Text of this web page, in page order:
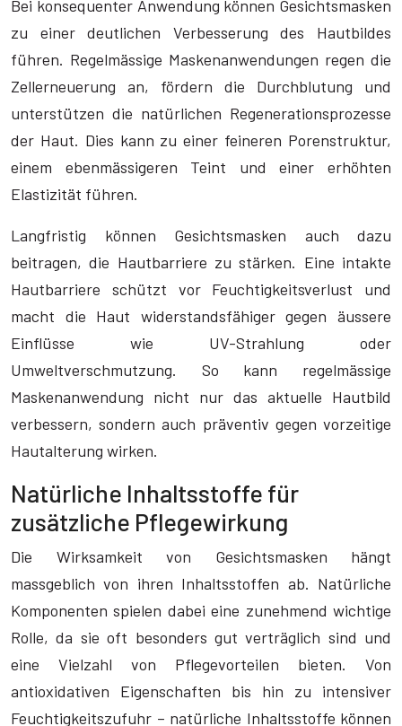
Bei konsequenter Anwendung können Gesichtsmasken
zu einer deutlichen Verbesserung des Hautbildes
führen. Regelmässige Maskenanwendungen regen die
Zellerneuerung an, fördern die Durchblutung und
unterstützen die natürlichen Regenerationsprozesse
der Haut. Dies kann zu einer feineren Porenstruktur,
einem ebenmässigeren Teint und einer erhöhten
Elastizität führen.
Langfristig können Gesichtsmasken auch dazu
beitragen, die Hautbarriere zu stärken. Eine intakte
Hautbarriere schützt vor Feuchtigkeitsverlust und
macht die Haut widerstandsfähiger gegen äussere
Einflüsse wie UV-Strahlung oder
Umweltverschmutzung. So kann regelmässige
Maskenanwendung nicht nur das aktuelle Hautbild
verbessern, sondern auch präventiv gegen vorzeitige
Hautalterung wirken.
Natürliche Inhaltsstoffe für
zusätzliche Pflegewirkung
Die Wirksamkeit von Gesichtsmasken hängt
massgeblich von ihren Inhaltsstoffen ab. Natürliche
Komponenten spielen dabei eine zunehmend wichtige
Rolle, da sie oft besonders gut verträglich sind und
eine Vielzahl von Pflegevorteilen bieten. Von
antioxidativen Eigenschaften bis hin zu intensiver
Feuchtigkeitszufuhr – natürliche Inhaltsstoffe können